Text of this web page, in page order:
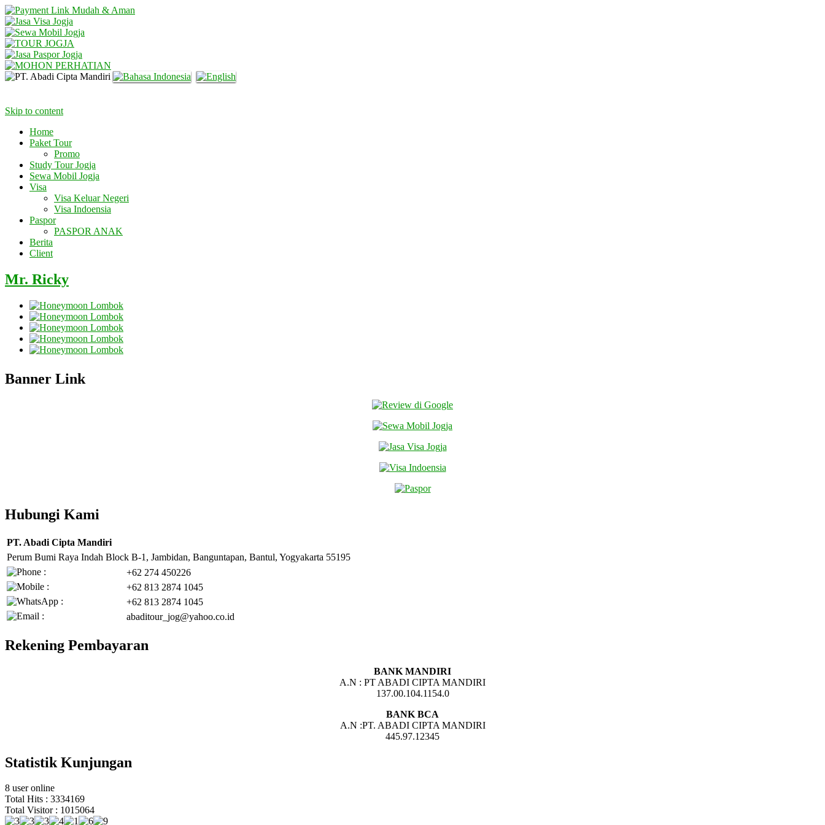
Skip to content
Home
Paket Tour
Promo
Study Tour Jogja
Sewa Mobil Jogja
Visa
Visa Keluar Negeri
Visa Indoensia
Paspor
PASPOR ANAK
Berita
Client
Mr. Ricky
Banner Link
Hubungi Kami
PT. Abadi Cipta Mandiri
Perum Bumi Raya Indah Block B-1, Jambidan, Banguntapan, Bantul, Yogyakarta 55195
+62 274 450226
+62 813 2874 1045
+62 813 2874 1045
abaditour_jog@yahoo.co.id
Rekening Pembayaran
BANK MANDIRI
A.N : PT ABADI CIPTA MANDIRI
137.00.104.1154.0
BANK BCA
A.N :PT. ABADI CIPTA MANDIRI
445.97.12345
Statistik Kunjungan
8 user online
Total Hits : 3334169
Total Visitor : 1015064